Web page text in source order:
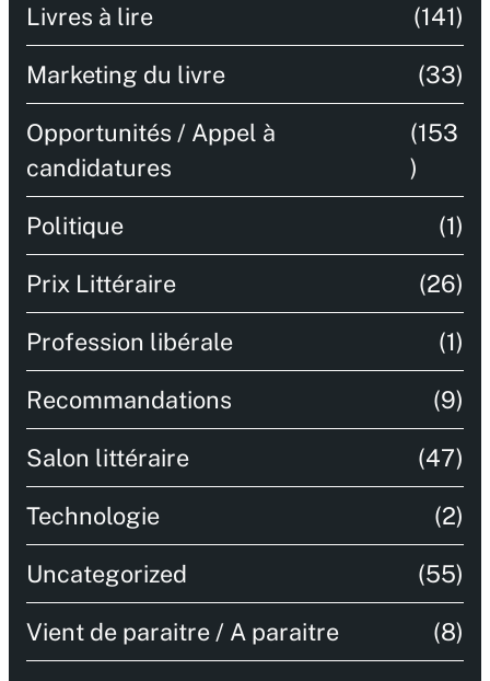
Livres à lire (141)
Marketing du livre (33)
Opportunités / Appel à
candidatures
(153
)
Politique (1)
Prix Littéraire (26)
Profession libérale (1)
Recommandations (9)
Salon littéraire (47)
Technologie (2)
Uncategorized (55)
Vient de paraitre / A paraitre (8)